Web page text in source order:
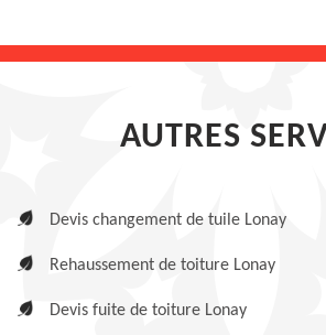
AUTRES
Devis changement de tuile Lonay
Rehaussement de toiture Lonay
Devis fuite de toiture Lonay